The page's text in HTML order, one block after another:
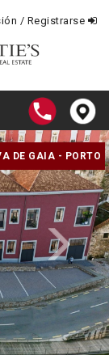
/ Registrarse
DE GAIA - PORTO